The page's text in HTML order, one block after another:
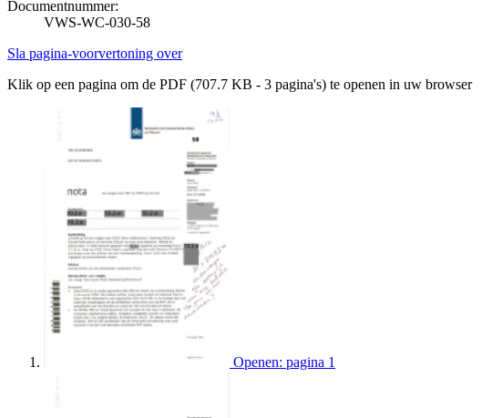
Documentnummer:
VWS-WC-030-58
Sla pagina-voorvertoning over
Klik op een pagina om de PDF (707.7 KB - 3 pagina's) te openen in uw browser
Openen: pagina 1